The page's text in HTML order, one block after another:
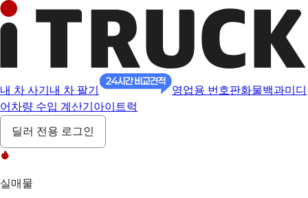
내 차 사기 내 차 팔기 영업용 번호판화물백과미디
어 차량 수입 계산기 아이트럭
딜러 전용 로그인
실매물